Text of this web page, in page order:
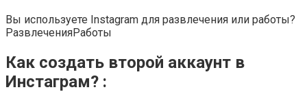
Вы используете Instagram для развлечения или работы?
РазвлеченияРаботы
Как создать второй аккаунт в
Инстаграм? :